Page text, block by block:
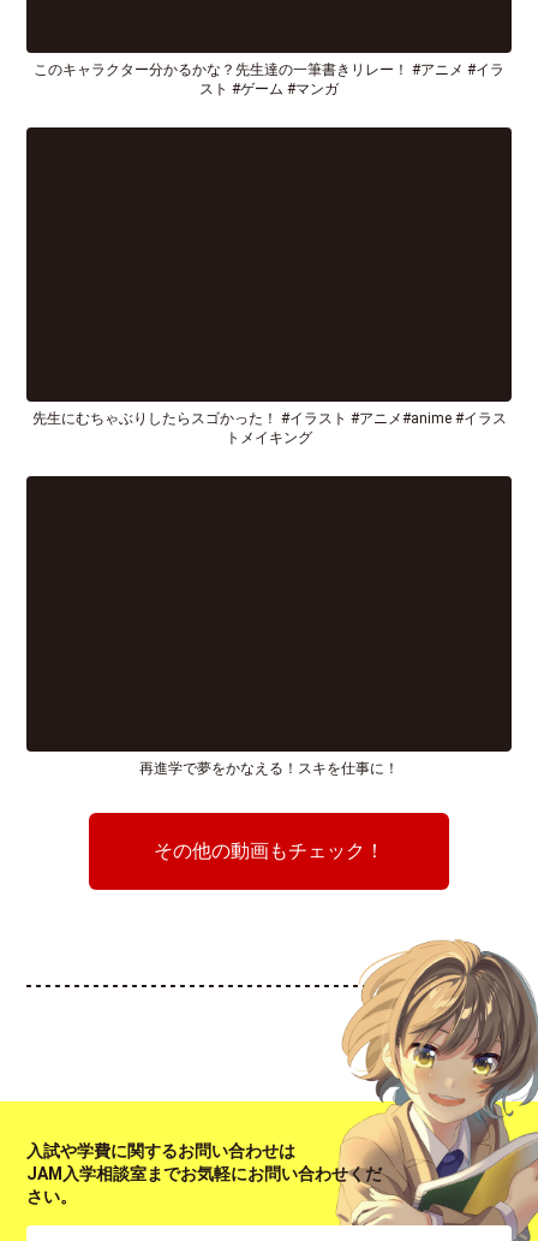
このキャラクター分かるかな？先生達の一筆書きリレー！ #アニメ #イラ
スト #ゲーム #マンガ
先生にむちゃぶりしたらスゴかった！ #イラスト #アニメ#anime #イラス
トメイキング
再進学で夢をかなえる！スキを仕事に！
その他の動画もチェック！
入試や学費に関するお問い合わせは
JAM入学相談室までお気軽にお問い合わせくだ
さい。